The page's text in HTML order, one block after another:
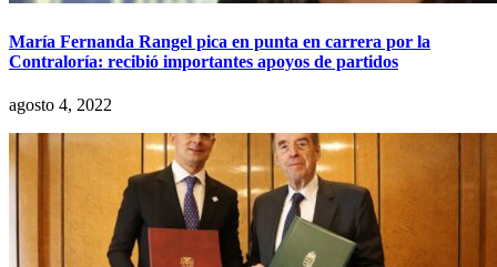
María Fernanda Rangel pica en punta en carrera por la
Contraloría: recibió importantes apoyos de partidos
agosto 4, 2022